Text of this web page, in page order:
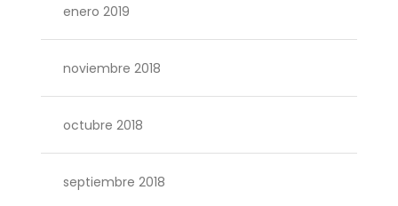
enero 2019
noviembre 2018
octubre 2018
septiembre 2018